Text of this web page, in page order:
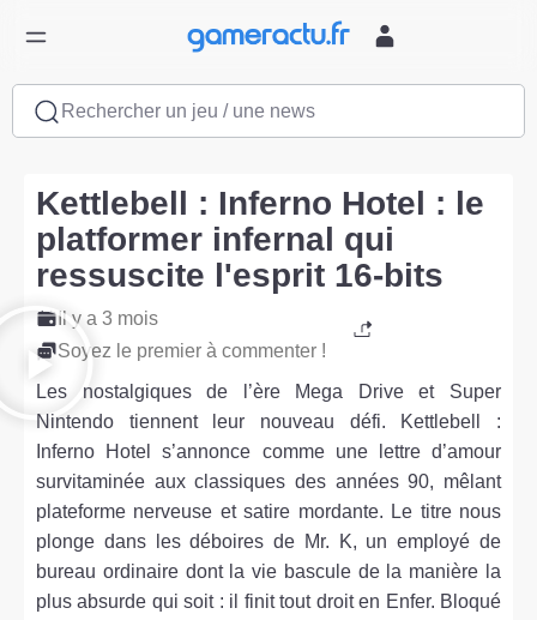
Rechercher un jeu / une news
Kettlebell : Inferno Hotel : le
platformer infernal qui
ressuscite l'esprit 16-bits
Il y a 3 mois
Soyez le premier à commenter !
Les nostalgiques de l’ère Mega Drive et Super
Nintendo tiennent leur nouveau défi. Kettlebell :
Inferno Hotel s’annonce comme une lettre d’amour
survitaminée aux classiques des années 90, mêlant
plateforme nerveuse et satire mordante. Le titre nous
plonge dans les déboires de Mr. K, un employé de
bureau ordinaire dont la vie bascule de la manière la
plus absurde qui soit : il finit tout droit en Enfer. Bloqué